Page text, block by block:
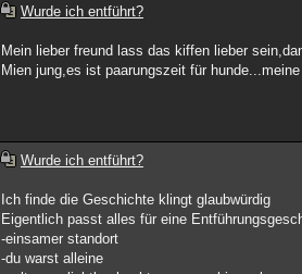
Wurde ich entführt?
Mein lieber freund lass das kiffen lieber
Mien jung,es ist paarungszeit für
Wurde ich entführt?
Ich finde die Geschichte klingt glaubwürdig
Eigentlich passt alles für eine
-einsamer standort
-du warst alleine